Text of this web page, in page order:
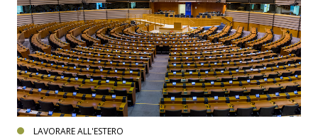
LAVORARE ALL'ESTERO